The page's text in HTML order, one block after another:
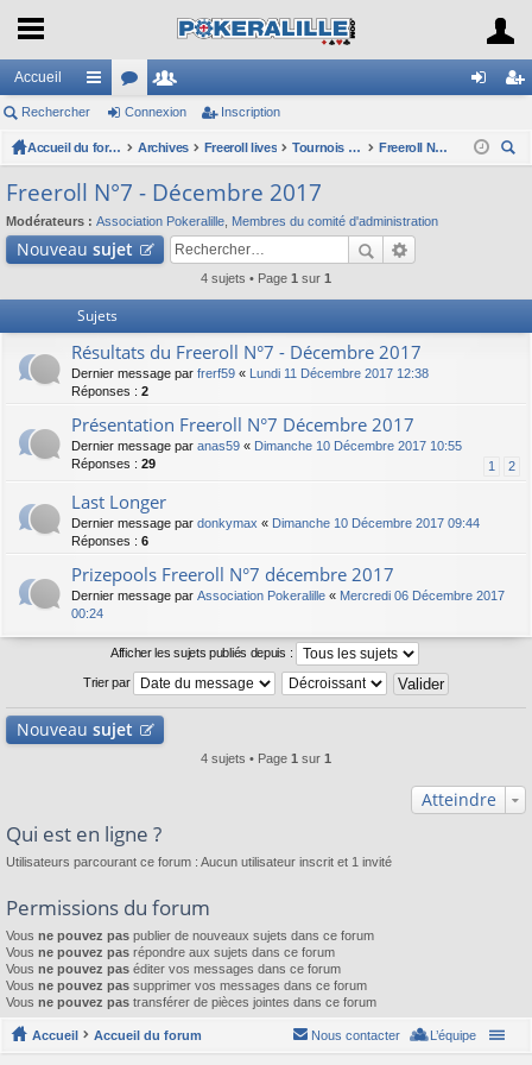
Accueil
ac
co
ur
ci
s
or
u
m
s
e
m
br
es
ne cri
Rechercher Connexion Inscription
Accueil du forum Archives Freeroll lives Tournois Freeroll(*) Live organisés par l'association
Freeroll N°7 - Décembre 2017
Freeroll N°7 - Décembre 2017
Modérateurs : Association Pokeralille Membres du comité d'administration
Nouveau sujet
4 sujets • Page 1 sur 1
Sujets
Résultats du Freeroll N°7 - Décembre 2017
Dernier message par frerf59 «
Lundi 11 Décembre 2017 12:38
Réponses : 2
Présentation Freeroll N°7 Décembre 2017
Dernier message par anas59 « Dimanche 10 Décembre 2017 10:55
Réponses : 29 1 2
Last Longer
Dernier message par donkymax « Dimanche 10 Décembre 2017 09:44
Réponses : 6
Prizepools Freeroll N°7 décembre 2017
Dernier message par Association Pokeralille « Mercredi 06 Décembre 2017
00:24
Afficher les sujets publiés depuis :
Trier par
Nouveau sujet
4 sujets • Page 1 sur 1
Atteindre
Qui est en ligne ?
Utilisateurs parcourant ce forum : Aucun utilisateur inscrit et 1 invité
Permissions du forum
Vous ne pouvez pas publier de nouveaux sujets dans ce forum
Vous ne pouvez pas répondre aux sujets dans ce forum
Vous ne pouvez pas éditer vos messages dans ce forum
Vous ne pouvez pas supprimer vos messages dans ce forum
Vous ne pouvez pas transférer de pièces jointes dans ce forum
Accueil Accueil du forum L’équipe
Nous contacter